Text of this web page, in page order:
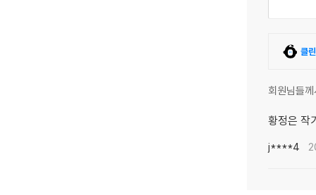
클
회원님들
황정은 작
j****4